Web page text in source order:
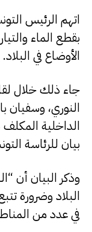
اتهم الرئيس
بقطع الماء
الأوضاع في البلاد.
جاء ذلك خلال
النوري، وسفيان
الداخلية
بيان للرئاسة
وذكر البيان أن
البلاد وضرورة
في عدد من